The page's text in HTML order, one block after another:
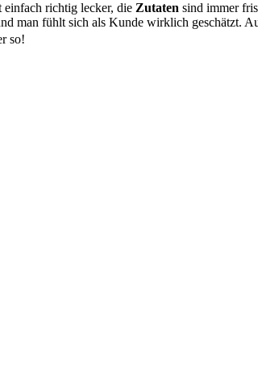
einfach richtig lecker, die Zutaten sind immer
man fühlt sich als Kunde wirklich geschätzt.
so!